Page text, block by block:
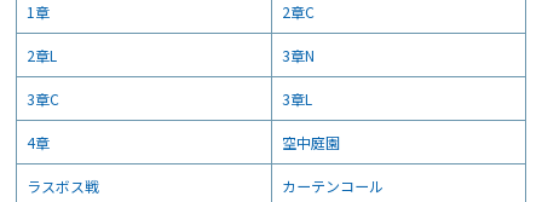
1章 2章C
2章L 3章N
3章C 3章L
4章 空中庭園
ラスボス戦 カーテンコール